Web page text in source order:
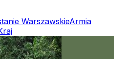
WarszawskieArmia